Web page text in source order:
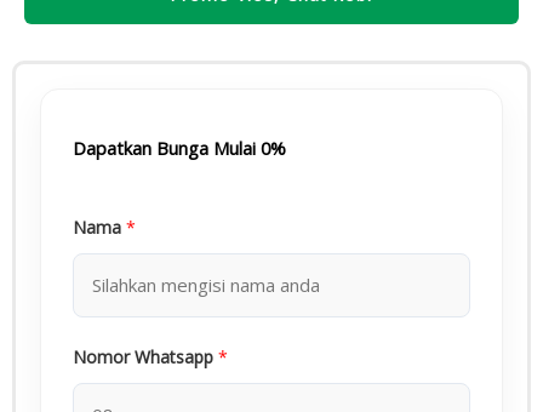
Dapatkan Bunga Mulai 0%
Nama *
Nomor Whatsapp *